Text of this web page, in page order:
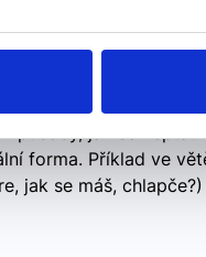
are you,
způsoby, jak se zeptat
forma. Příklad ve
jak se máš,